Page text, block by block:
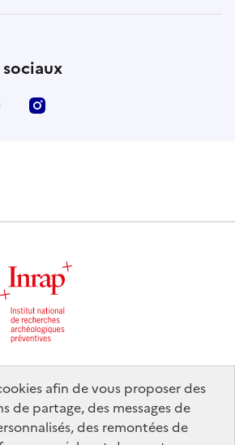
afin de vous proposer des
de partage, des messages de
des remontées de
Facebook
info.gouv.fr
data.gouv.fr